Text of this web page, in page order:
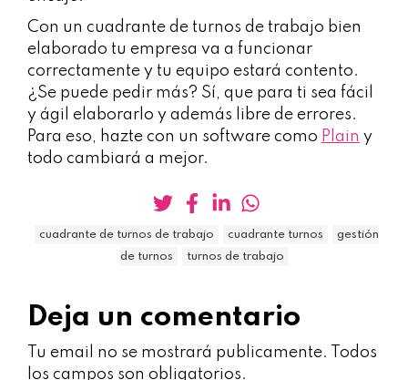
Con un cuadrante de turnos de trabajo bien
elaborado tu empresa va a funcionar
correctamente y tu equipo estará contento.
¿Se puede pedir más? Sí, que para ti sea fácil
y ágil elaborarlo y además libre de errores.
Para eso, hazte con un software como Plain y
todo cambiará a mejor.
cuadrante de turnos de trabajo cuadrante turnos
gestión
de turnos
turnos de trabajo
Deja un comentario
Tu email no se mostrará publicamente. Todos
los campos son obligatorios.